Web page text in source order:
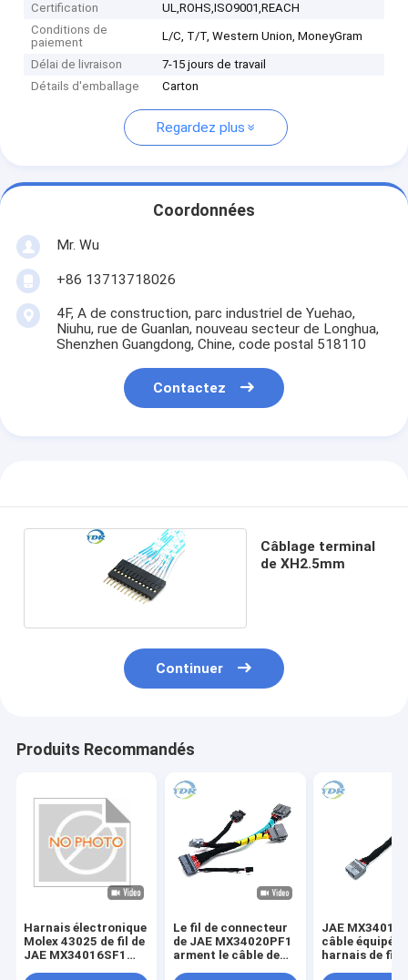
Certification
UL,ROHS,ISO9001,REACH
Conditions de
paiement
L/C, T/T, Western Union, MoneyGram
Délai de livraison
7-15 jours de travail
Détails d'emballage
Carton
Regardez plus
Coordonnées
Mr. Wu
+86 13713718026
4F, A de construction, parc industriel de Yuehao,
Niuhu, rue de Guanlan, nouveau secteur de Longhua,
Shenzhen Guangdong, Chine, code postal 518110
Contactez
Câblage terminal
de XH2.5mm
Continuer
Produits Recommandés
Harnais électronique
Molex 43025 de fil de
JAE MX34016SF1
Le fil de connecteur
de JAE MX34020PF1
arment le câble de
JAE
câble équipé
harnais de fil